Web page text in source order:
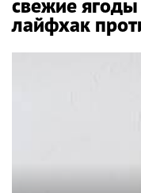
свежие
лайфхак